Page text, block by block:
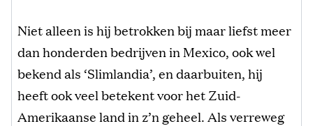
Niet alleen is hij betrokken bij maar liefst meer
dan honderden bedrijven in Mexico, ook wel
bekend als ‘Slimlandia’, en daarbuiten, hij
heeft ook veel betekent voor het Zuid-
Amerikaanse land in z’n geheel. Als verreweg